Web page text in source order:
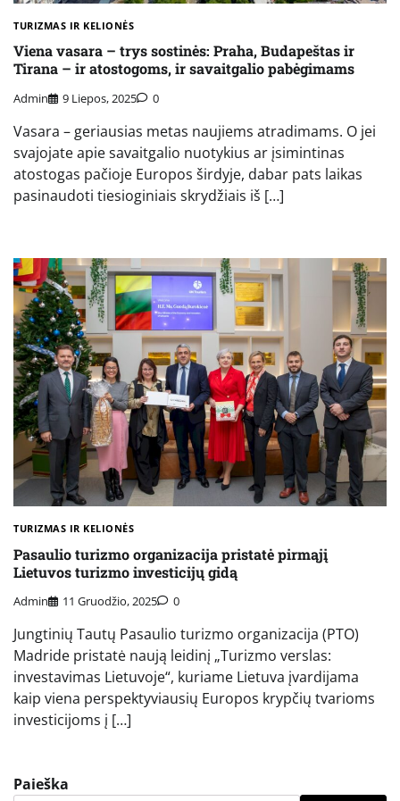
TURIZMAS IR KELIONĖS
Viena vasara – trys sostinės: Praha, Budapeštas ir
Tirana – ir atostogoms, ir savaitgalio pabėgimams
Admin 9 Liepos, 2025 0
Vasara – geriausias metas naujiems atradimams. O jei
svajojate apie savaitgalio nuotykius ar įsimintinas
atostogas pačioje Europos širdyje, dabar pats laikas
pasinaudoti tiesioginiais skrydžiais iš […]
TURIZMAS IR KELIONĖS
Pasaulio turizmo organizacija pristatė pirmąjį
Lietuvos turizmo investicijų gidą
Admin 11 Gruodžio, 2025 0
Jungtinių Tautų Pasaulio turizmo organizacija (PTO)
Madride pristatė naują leidinį „Turizmo verslas:
investavimas Lietuvoje“, kuriame Lietuva įvardijama
kaip viena perspektyviausių Europos krypčių tvarioms
investicijoms į […]
Paieška